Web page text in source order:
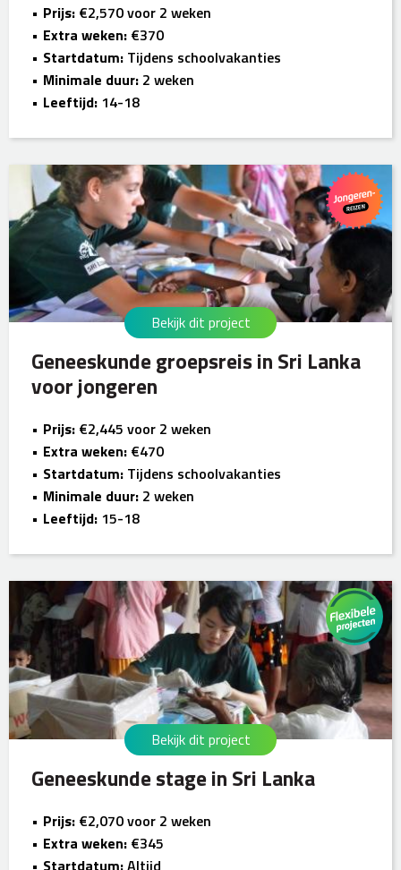
Prijs: €2,570 voor 2 weken
Extra weken: €370
Startdatum: Tijdens schoolvakanties
Minimale duur: 2 weken
Leeftijd: 14-18
Geneeskunde groepsreis in Sri Lanka
voor jongeren
Bekijk dit project
Prijs: €2,445 voor 2 weken
Extra weken: €470
Startdatum: Tijdens schoolvakanties
Minimale duur: 2 weken
Leeftijd: 15-18
Geneeskunde stage in Sri Lanka
Bekijk dit project
Prijs: €2,070 voor 2 weken
Extra weken: €345
Startdatum:Altijd